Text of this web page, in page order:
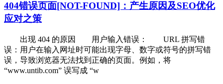
404错误页面[NOT-FOUND]：产生原因及SEO优化
应对之策
出现 404 的原因 用户输入错误： URL 拼写错
误：用户在输入网址时可能出现字母、数字或符号的拼写错
误，导致浏览器无法找到正确的页面。例如，将
“www.untib.com” 误写成 “w